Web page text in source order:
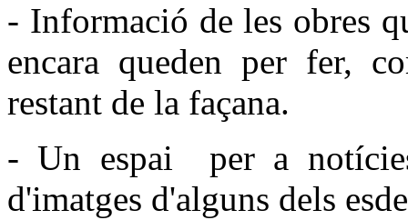
- Informació de les obres
encara queden per fer,
restant de la façana.
- Un espai per a
d'imatges d'alguns dels